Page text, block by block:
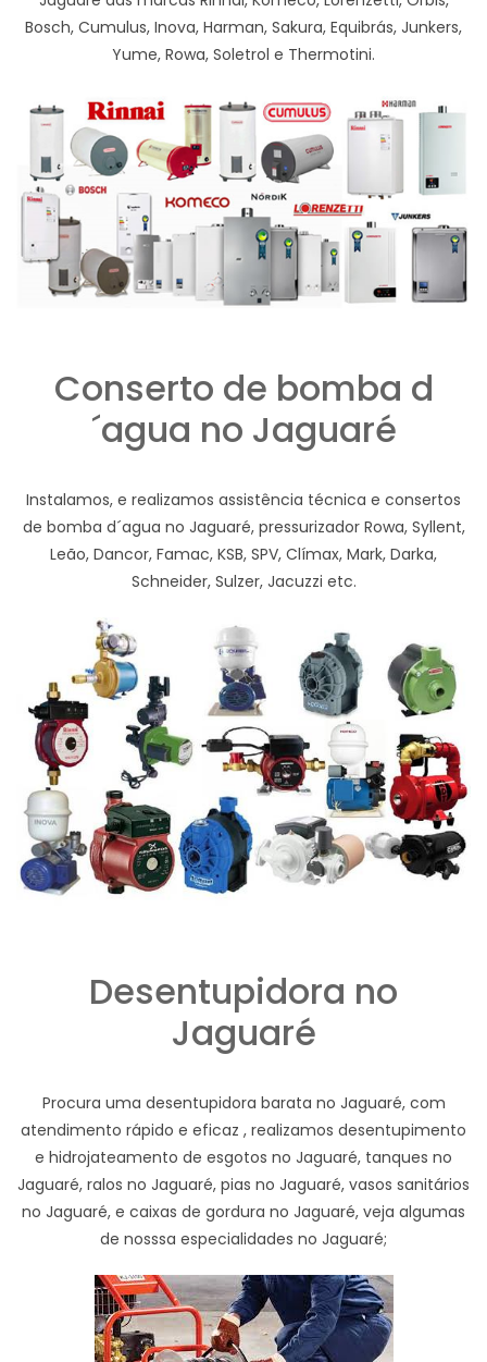
Bosch, Cumulus, Inova, Harman, Sakura, Equibrás, Junkers,
Yume, Rowa, Soletrol e Thermotini.
Conserto de bomba d
´agua no Jaguaré
Instalamos, e realizamos assistência técnica e consertos
de bomba d´agua no Jaguaré, pressurizador Rowa, Syllent,
Leão, Dancor, Famac, KSB, SPV, Clímax, Mark, Darka,
Schneider, Sulzer, Jacuzzi etc.
Desentupidora no
Jaguaré
Procura uma desentupidora barata no Jaguaré, com
atendimento rápido e eficaz , realizamos desentupimento
e hidrojateamento de esgotos no Jaguaré, tanques no
Jaguaré, ralos no Jaguaré, pias no Jaguaré, vasos sanitários
no Jaguaré, e caixas de gordura no Jaguaré, veja algumas
de nosssa especialidades no Jaguaré;